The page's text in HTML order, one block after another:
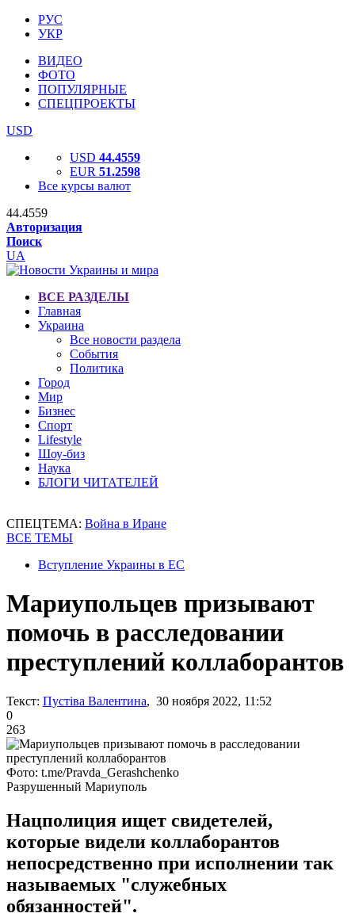
РУС
УКР
ВИДЕО
ФОТО
ПОПУЛЯРНЫЕ
СПЕЦПРОЕКТЫ
USD
USD 44.4559
EUR 51.2598
Все курсы валют
44.4559
Авторизация
Поиск
UA
ВСЕ РАЗДЕЛЫ
Главная
Украина
Все новости раздела
События
Политика
Город
Мир
Бизнес
Спорт
Lifestyle
Шоу-биз
Наука
БЛОГИ ЧИТАТЕЛЕЙ
СПЕЦТЕМА: Война в Иране
ВСЕ ТЕМЫ
Вступление Украины в ЕС
Мариупольцев призывают
помочь в расследовании
преступлений коллаборантов
Текст: Пустіва Валентина, 30 ноября 2022, 11:52
0
263
Фото: t.me/Pravda_Gerashchenko
Разрушенный Мариуполь
Нацполиция ищет свидетелей,
которые видели коллаборантов
непосредственно при исполнении так
называемых "служебных
обязанностей".